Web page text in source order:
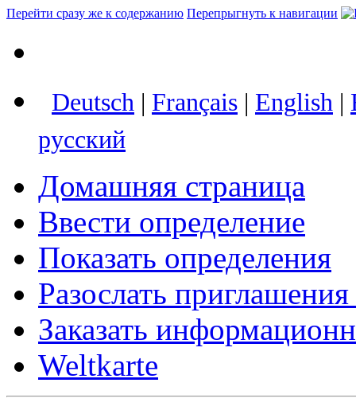
Перейти сразу же к содержанию Перепрыгнуть к навигации
Deutsch | Français | English |
русский
Домашняя страница
Ввести определение
Показать определения
Разослать
Заказать
Weltkarte